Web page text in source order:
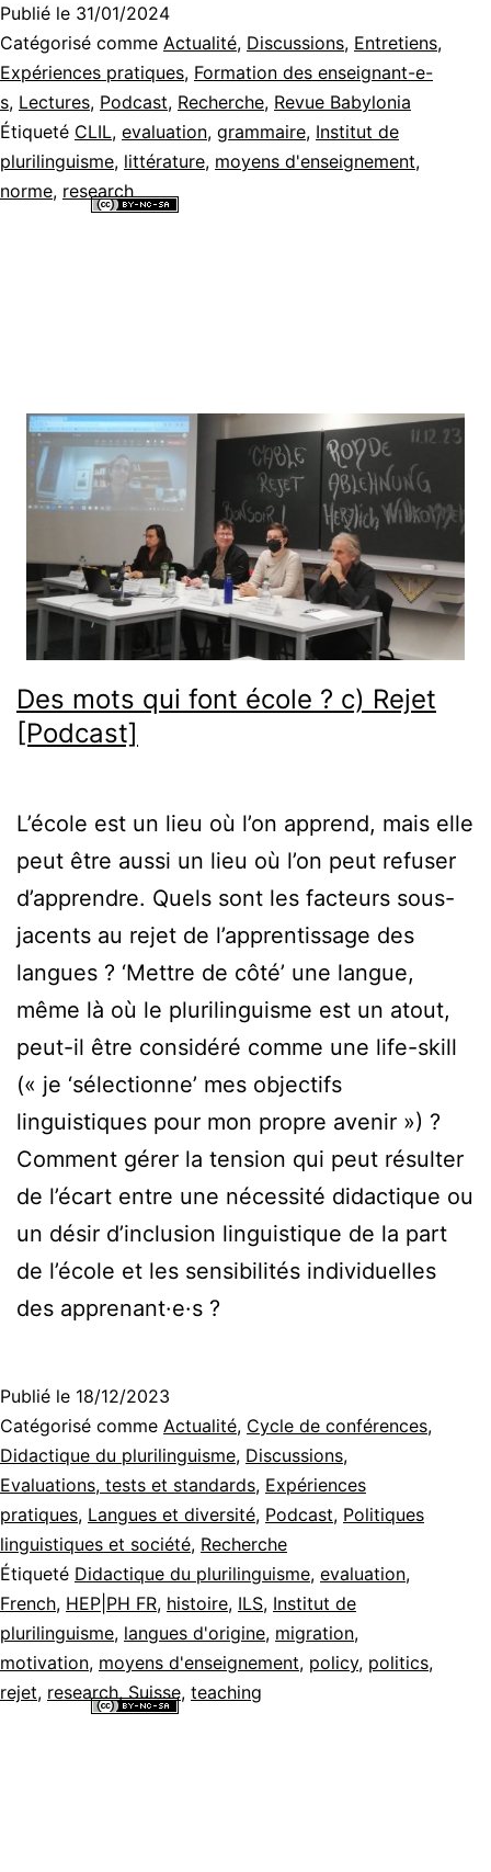
Publié le 31/01/2024
Catégorisé comme Actualité, Discussions, Entretiens,
Expériences pratiques, Formation des enseignant-e-
s, Lectures, Podcast, Recherche, Revue Babylonia
Étiqueté CLIL, evaluation, grammaire, Institut de
plurilinguisme, littérature, moyens d'enseignement,
norme, research
Des mots qui font école ? c) Rejet
[Podcast]
L’école est un lieu où l’on apprend, mais elle
peut être aussi un lieu où l’on peut refuser
d’apprendre. Quels sont les facteurs sous-
jacents au rejet de l’apprentissage des
langues ? ‘Mettre de côté’ une langue,
même là où le plurilinguisme est un atout,
peut-il être considéré comme une life-skill
(« je ‘sélectionne’ mes objectifs
linguistiques pour mon propre avenir ») ?
Comment gérer la tension qui peut résulter
de l’écart entre une nécessité didactique ou
un désir d’inclusion linguistique de la part
de l’école et les sensibilités individuelles
des apprenant·e·s ?
Publié le 18/12/2023
Catégorisé comme Actualité, Cycle de conférences,
Didactique du plurilinguisme, Discussions,
Evaluations, tests et standards, Expériences
pratiques, Langues et diversité, Podcast, Politiques
linguistiques et société, Recherche
Étiqueté Didactique du plurilinguisme, evaluation,
French, HEP|PH FR, histoire, ILS, Institut de
plurilinguisme, langues d'origine, migration,
motivation, moyens d'enseignement, policy, politics,
rejet, research, Suisse, teaching